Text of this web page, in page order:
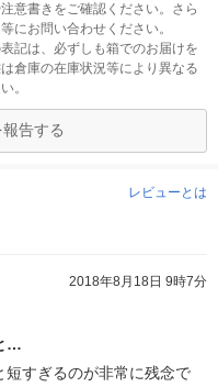
意書きをご確認ください。さら
にお問い合わせください。
記は、必ずしも箱でのお届けを
倉庫の在庫状況等により異なる
。
告する
レビューとは
2018年8月18日 9時7分
…
すぎるのが非常に残念で